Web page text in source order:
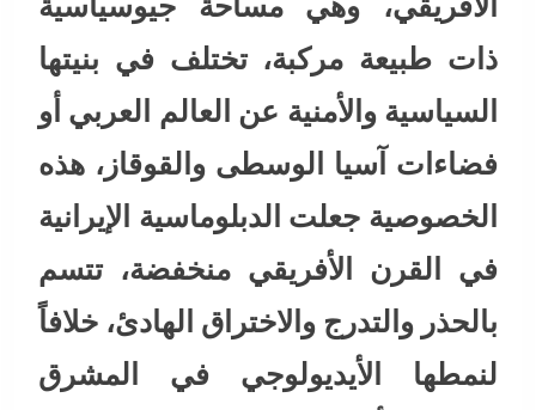
الأفريقي، وهي مساحة جيوسياسية
ذات طبيعة مركبة، تختلف في بنيتها
السياسية والأمنية عن العالم العربي أو
فضاءات آسيا الوسطى والقوقاز، هذه
الخصوصية جعلت الدبلوماسية الإيرانية
في القرن الأفريقي منخفضة، تتسم
بالحذر والتدرج والاختراق الهادئ، خلافاً
لنمطها الأيديولوجي في المشرق